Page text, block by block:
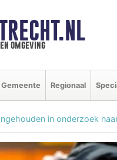
omgeving
Gemeente Regionaal
in onderzoek